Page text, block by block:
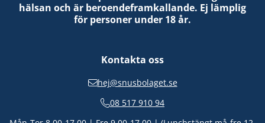
hälsan och är beroendeframkallande. Ej lämplig
för personer under 18 år.
Kontakta oss
hej@snusbolaget.se
08 517 910 94